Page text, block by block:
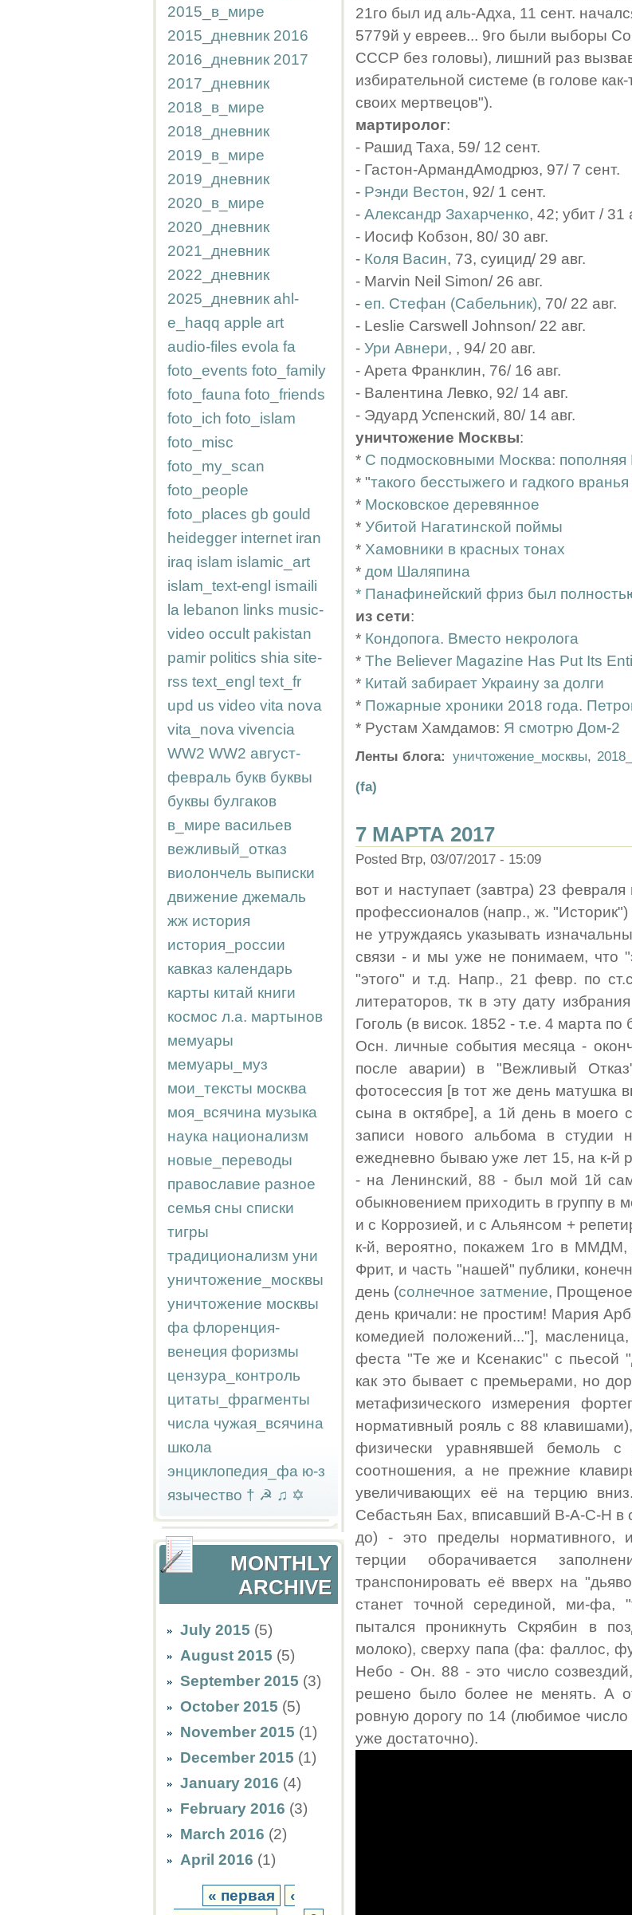
2015_в_мире
2015_дневник 2016
2016_дневник 2017
2017_дневник
2018_в_мире
2018_дневник
2019_в_мире
2019_дневник
2020_в_мире
2020_дневник
2021_дневник
2022_дневник
2025_дневник ahl-
e_haqq apple art
audio-files evola fa
foto_events foto_family
foto_fauna foto_friends
foto_ich foto_islam
foto_misc
foto_my_scan
foto_people
foto_places gb gould
heidegger internet iran
iraq islam islamic_art
islam_text-engl ismaili
la lebanon links music-
video occult pakistan
pamir politics shia site-
rss text_engl text_fr
upd us video vita nova
vita_nova vivencia
WW2 WW2 август-
февраль букв буквы
буквы булгаков
в_мире васильев
вежливый_отказ
виолончель выписки
движение джемаль
жж история
история_россии
кавказ календарь
карты китай книги
космос л.а. мартынов
мемуары
мемуары_муз
мои_тексты москва
моя_всячина музыка
наука национализм
новые_переводы
православие разное
семья сны списки
тигры
традиционализм уни
уничтожение_москвы
уничтожение москвы
фа флоренция-
венеция форизмы
цензура_контроль
цитаты_фрагменты
числа чужая_всячина
школа
энциклопедия_фа ю-з
язычество † ☭ ♫ ✡
MONTHLY
ARCHIVE
July 2015 (5)
August 2015 (5)
September 2015 (3)
October 2015 (5)
November 2015 (1)
December 2015 (1)
January 2016 (4)
February 2016 (3)
March 2016 (2)
April 2016 (1)
« первая
‹
21го был ид аль-Адха, 11 сент.
5779й у евреев... 9го были выборы
СССР без головы), лишний раз
избирательной системе (в голове
своих мертвецов").
мартиролог:
- Рашид Таха, 59/ 12 сент.
- Гастон-АрмандАмодрюз, 97/ 7 сент.
- Рэнди Вестон, 92/ 1 сент.
- Александр Захарченко, 42; убит / 31
- Иосиф Кобзон, 80/ 30 авг.
- Коля Васин, 73, суицид/ 29 авг.
- Marvin Neil Simon/ 26 авг.
- еп. Стефан (Сабельник), 70/ 22 авг.
- Leslie Carswell Johnson/ 22 авг.
- Ури Авнери, , 94/ 20 авг.
- Арета Франклин, 76/ 16 авг.
- Валентина Левко, 92/ 14 авг.
- Эдуард Успенский, 80/ 14 авг.
уничтожение Москвы:
* С подмосковными Москва: пополняя
* "такого бесстыжего и гадкого
* Московское деревянное
* Убитой Нагатинской поймы
* Хамовники в красных тонах
* дом Шаляпина
* Панафинейский фриз был
из сети:
* Кондопога. Вместо некролога
* The Believer Magazine Has Put Its
* Китай забирает Украину за долги
* Пожарные хроники 2018 года.
* Рустам Хамдамов: Я смотрю Дом-2
Ленты блога: уничтожение_москвы,
(fa)
7 МАРТА 2017
Posted Втр, 03/07/2017 - 15:09
вот и наступает (завтра) 23
профессионалов (напр., ж.
не утруждаясь указывать
связи - и мы уже не понимаем, что
"этого" и т.д. Напр., 21 февр. по
литераторов, тк в эту дату
Гоголь (в висок. 1852 - т.е. 4 марта
Осн. личные события месяца -
после аварии) в "Вежливый
фотосессия [в тот же день матушка
сына в октябре], а 1й день в моего
записи нового альбома в
ежедневно бываю уже лет 15, на к-й
- на Ленинский, 88 - был мой 1й
обыкновением приходить в группу в
и с Коррозией, и с Альянсом +
к-й, вероятно, покажем 1го в
Фрит, и часть "нашей" публики,
день (солнечное затмение,
день кричали: не простим! Мария
комедией положений..."],
феста "Те же и Ксенакис" с пьесой
как это бывает с премьерами, но
метафизического измерения
нормативный рояль с 88
физически уравнявшей бемоль
соотношения, а не прежние
увеличивающих её на терцию
Себастьян Бах, вписавший В-А-С-Н
до) - это пределы нормативного,
терции оборачивается
транспонировать её вверх на
станет точной серединой, ми-
пытался проникнуть Скрябин в
молоко), сверху папа (фа: фаллос,
Небо - Он. 88 - это число
решено было более не менять. А
ровную дорогу по 14 (любимое
уже достаточно).